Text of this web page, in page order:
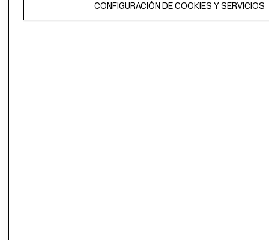
El contenido de esta página web está protegido por copyright y es
CONFIGURACIÓN DE COOKIES Y SERVICIOS